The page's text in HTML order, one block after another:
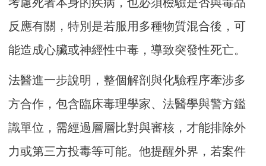
反應有關，特別是若服用多種物質混合後，可
能造成心臟或神經性中毒，導致突發性死亡。
法醫進一步說明，整個解剖與化驗程序牽涉多
方合作，包含臨床毒理學家、法醫學與警方鑑
識單位，需經過層層比對與審核，才能排除外
力或第三方投毒等可能。他提醒外界，若案件